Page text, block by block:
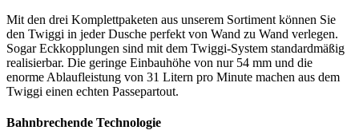
Mit den drei Komplettpaketen aus unserem Sortiment können Sie
den Twiggi in jeder Dusche perfekt von Wand zu Wand verlegen.
Sogar Eckkopplungen sind mit dem Twiggi-System standardmäßig
realisierbar. Die geringe Einbauhöhe von nur 54 mm und die
enorme Ablaufleistung von 31 Litern pro Minute machen aus dem
Twiggi einen echten Passepartout.
Bahnbrechende Technologie